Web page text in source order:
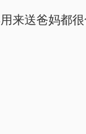
来送爸妈都